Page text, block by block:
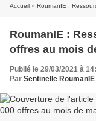
Accueil » RoumanIE :
RoumanIE :
offres au mois
Publié le 29/03/2021 à
Par Sentinelle RoumanIE